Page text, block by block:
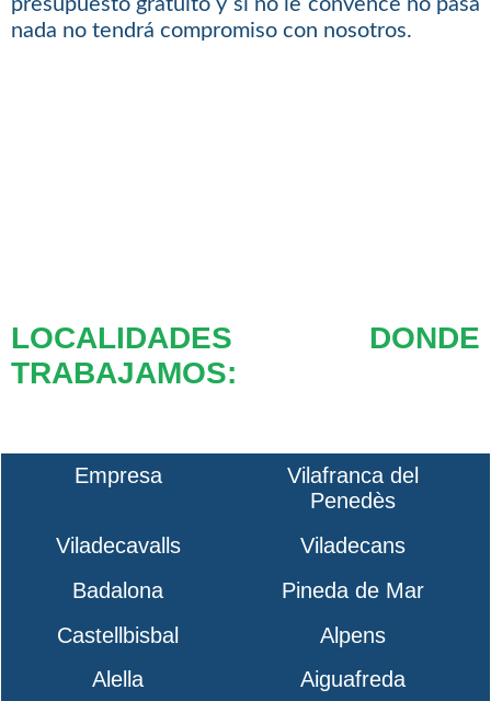
presupuesto gratuito y si no le convence no pasa
nada no tendrá compromiso con nosotros.
LOCALIDADES DONDE
TRABAJAMOS:
Empresa
Vilafranca del
Penedès
Viladecavalls
Viladecans
Badalona
Pineda de Mar
Castellbisbal
Alpens
Alella
Aiguafreda